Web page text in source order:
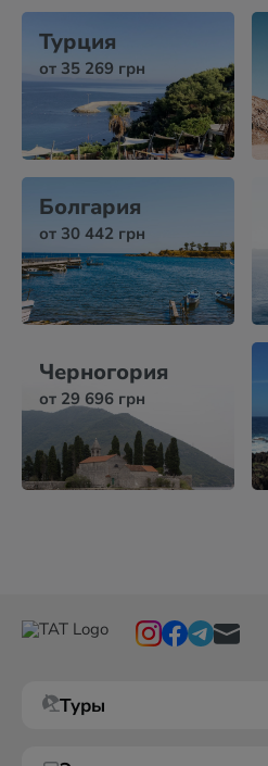
Турция
от 35 269 грн
Болгария
от 30 442 грн
Черногория
от 29 696 грн
Туры